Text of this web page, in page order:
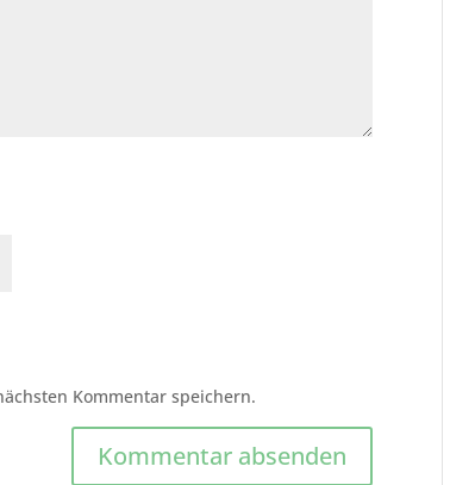
Kommentar speichern.